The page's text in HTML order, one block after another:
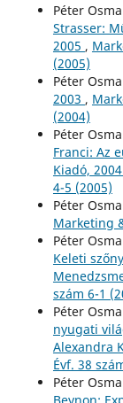
Péter
Strasser:
2005 ,
(2005)
Péter
2003 ,
(2004)
Péter
Franci: Az
Kiadó, 2004
4-5 (2005)
Péter
Marketing
Péter
Keleti
szám 6-1
Péter
nyugati
Alexandra
Évf. 38
Péter
Beynon: